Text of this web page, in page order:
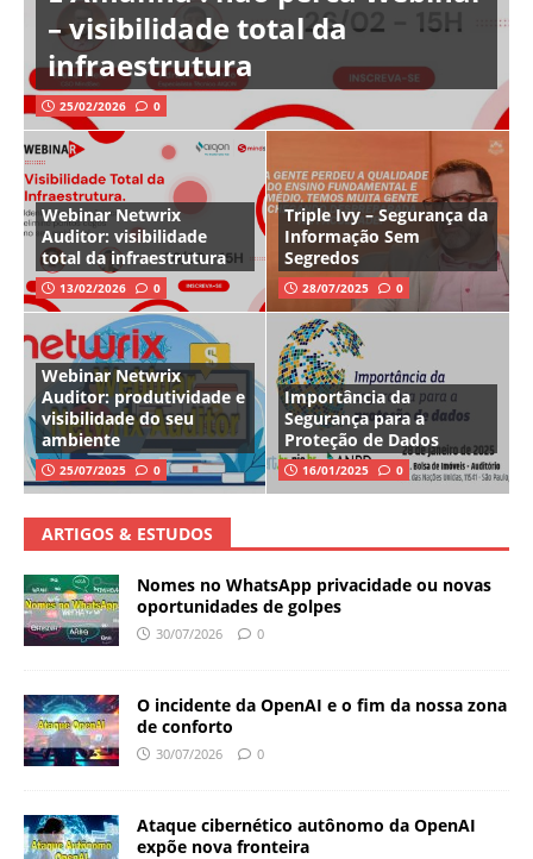
– visibilidade total da
infraestrutura
25/02/2026 0
Webinar Netwrix
Auditor: visibilidade
total da infraestrutura
13/02/2026 0
Triple Ivy – Segurança da
Informação Sem
Segredos
28/07/2025 0
Webinar Netwrix
Auditor: produtividade e
visibilidade do seu
ambiente
25/07/2025 0
Importância da
Segurança para a
Proteção de Dados
16/01/2025 0
ARTIGOS & ESTUDOS
Nomes no WhatsApp privacidade ou novas
oportunidades de golpes
30/07/2026 0
O incidente da OpenAI e o fim da nossa zona
de conforto
30/07/2026 0
Ataque cibernético autônomo da OpenAI
expõe nova fronteira